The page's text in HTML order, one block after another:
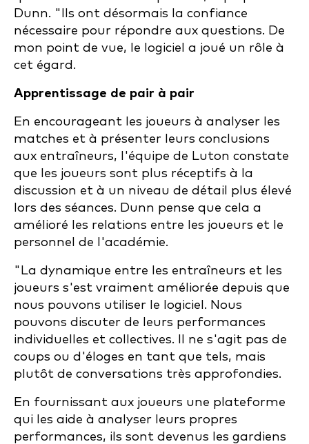
Dunn. "Ils ont désormais la confiance
nécessaire pour répondre aux questions. De
mon point de vue, le logiciel a joué un rôle à
cet égard.
Apprentissage de pair à pair
En encourageant les joueurs à analyser les
matches et à présenter leurs conclusions
aux entraîneurs, l'équipe de Luton constate
que les joueurs sont plus réceptifs à la
discussion et à un niveau de détail plus élevé
lors des séances. Dunn pense que cela a
amélioré les relations entre les joueurs et le
personnel de l'académie.
"La dynamique entre les entraîneurs et les
joueurs s'est vraiment améliorée depuis que
nous pouvons utiliser le logiciel. Nous
pouvons discuter de leurs performances
individuelles et collectives. Il ne s'agit pas de
coups ou d'éloges en tant que tels, mais
plutôt de conversations très approfondies.
En fournissant aux joueurs une plateforme
qui les aide à analyser leurs propres
performances, ils sont devenus les gardiens